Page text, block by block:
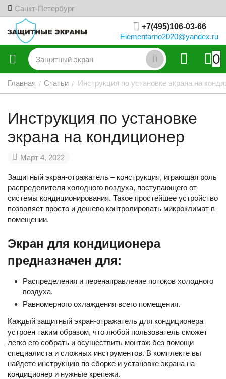
Санкт-Петербург
+7(495)106-03-66
Elementarno2020@yandex.ru
0
Главная / Статьи / Инструкция по установке экрана на
Инструкция по установке
экрана на кондиционер
Март 4, 2022
Защитный экран-отражатель – конструкция, играющая роль
распределителя холодного воздуха, поступающего от
системы кондиционирования. Такое простейшее устройство
позволяет просто и дешево контролировать микроклимат в
помещении.
Экран для кондиционера
предназначен для:
Распределения и перенаправление потоков холодного
воздуха.
Равномерного охлаждения всего помещения.
Каждый защитный экран-отражатель для кондиционера
устроен таким образом, что любой пользователь сможет
легко его собрать и осуществить монтаж без помощи
специалиста и сложных инструментов. В комплекте вы
найдете инструкцию по сборке и установке экрана на
кондиционер и нужные крепежи.